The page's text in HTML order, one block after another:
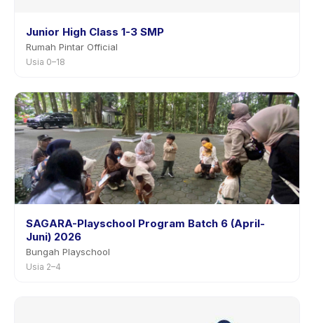
Junior High Class 1-3 SMP
Rumah Pintar Official
Usia 0–18
SAGARA-Playschool Program Batch 6 (April-
Juni) 2026
Bungah Playschool
Usia 2–4